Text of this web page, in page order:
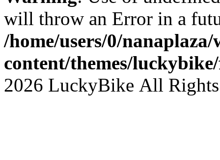
will throw an Error in a
/home/users/0/
content/themes/
2026 LuckyBike All Rights